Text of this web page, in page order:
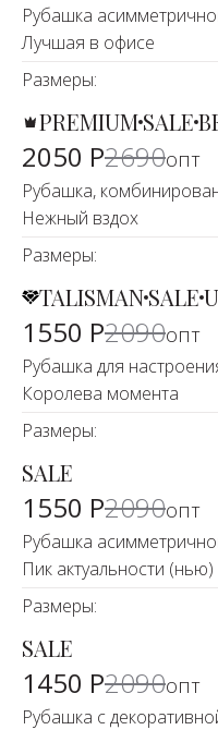
Рубашка
Лучшая в офисе
Размеры:
-25%
PREMIUMSALE
2050 Р2690опт
Рубашка,
Нежный вздох
Размеры:
-25%
TALISMANSALE
1550 Р2090опт
Рубашка для
Королева момента
Размеры:
-25%
SALE
1550 Р2090опт
Рубашка
Пик актуальности (нью)
Размеры:
-30%
SALE
1450 Р2090опт
Рубашка с